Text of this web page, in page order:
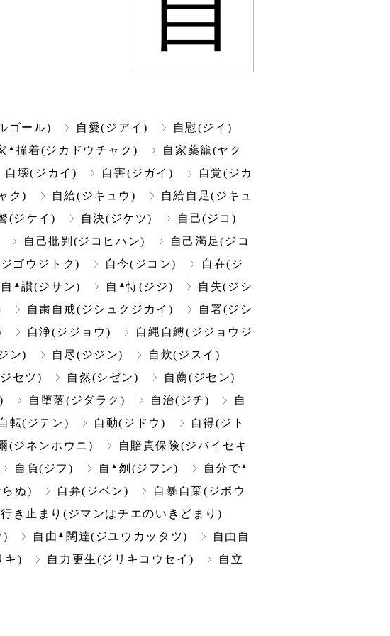
ゴール) 自愛(ジアイ)
自慰(ジイ)
▲ 撞着(ジカドウチャク)
自家薬籠(ヤク
自壊(ジカイ) 自害(ジガイ)
自覚(ジカ
ク) 自給(ジキュウ)
自給自足(ジキュ
(ジケイ) 自決(ジケツ)
自己(ジコ)
自己批判(ジコヒハン)
自己満足(ジコ
ゴウジトク) 自今(ジコン)
自在(ジ
▲讃(ジサン) 自 ▲恃(ジジ)
自失(ジシ
自粛自戒(ジシュクジカイ)
自署(ジシ
自浄(ジジョウ)
自縄自縛(ジジョウジ
ン) 自尽(ジジン)
自炊(ジスイ)
セツ) 自然(シゼン)
自薦(ジセン)
自堕落(ジダラク) 自治(ジチ)
自
転(ジテン) 自動(ジドウ)
自得(ジト
(ジネンホウニ)
自賠責保険(ジバイセキ
自負(ジフ) 自 ▲ 刎(ジフン) 自分で▲
ぬ) 自弁(ジベン)
自暴自棄(ジボウ
き止まり(ジマンはチエのいきどまり)
) 自由 ▲闊達(ジユウカッタツ)
自由自
キ) 自力更生(ジリキコウセイ)
自立